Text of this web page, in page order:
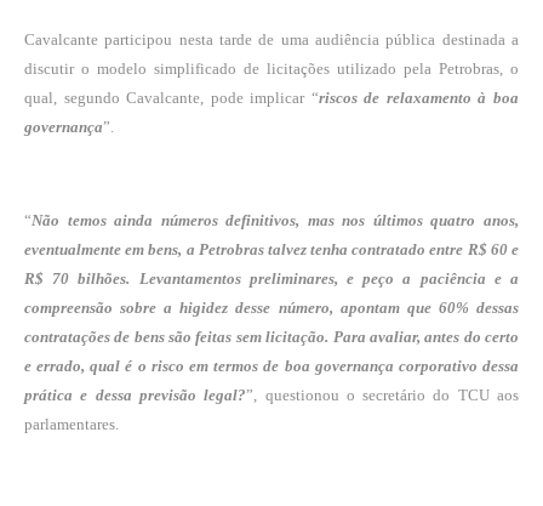
Cavalcante participou nesta tarde de uma audiência pública destinada a
discutir o modelo simplificado de licitações utilizado pela Petrobras, o
qual, segundo Cavalcante, pode implicar “riscos de relaxamento à boa
governança”.
“Não temos ainda números definitivos, mas nos últimos quatro anos,
eventualmente em bens, a Petrobras talvez tenha contratado entre R$ 60 e
R$ 70 bilhões. Levantamentos preliminares, e peço a paciência e a
compreensão sobre a higidez desse número, apontam que 60% dessas
contratações de bens são feitas sem licitação. Para avaliar, antes do certo
e errado, qual é o risco em termos de boa governança corporativo dessa
prática e dessa previsão legal?”, questionou o secretário do TCU aos
parlamentares.